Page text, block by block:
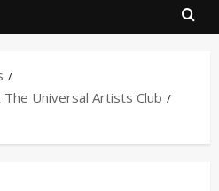
Universal Artists Club